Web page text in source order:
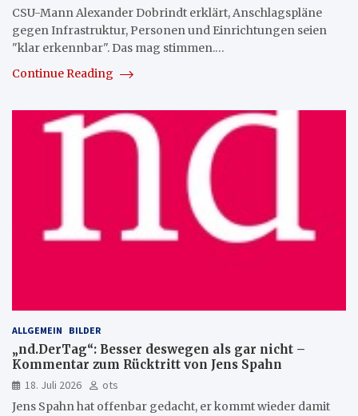
CSU-Mann Alexander Dobrindt erklärt, Anschlagspläne
gegen Infrastruktur, Personen und Einrichtungen seien
"klar erkennbar". Das mag stimmen.…
Continue Reading
ALLGEMEIN BILDER
„nd.DerTag“: Besser deswegen als gar nicht –
Kommentar zum Rücktritt von Jens Spahn
18. Juli 2026
ots
Jens Spahn hat offenbar gedacht, er kommt wieder damit